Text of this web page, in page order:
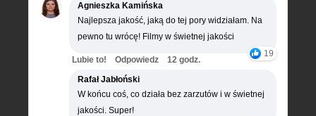
Agnieszka Kamińska
Najlepsza jakość, jaką do tej pory widziałam. Na
pewno tu wrócę! Filmy w świetnej jakości
19
Lubie to! Odpowiedz
12 godz.
Rafał Jabłoński
W końcu coś, co działa bez zarzutów i w świetnej
jakości. Super!